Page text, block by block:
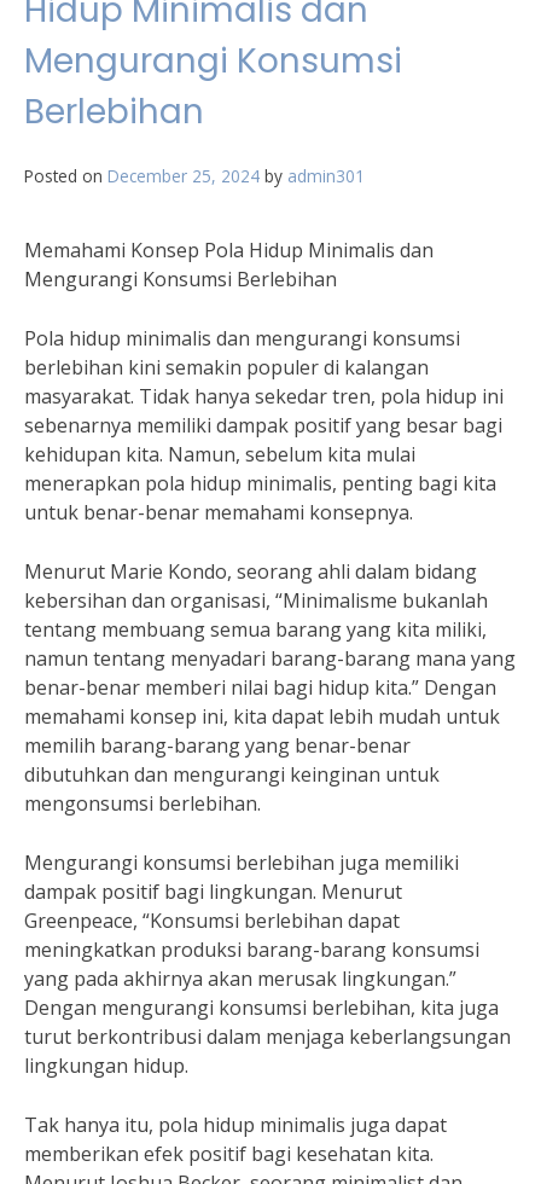
Hidup Minimalis dan
Mengurangi Konsumsi
Berlebihan
Posted on December 25, 2024 by admin301
Memahami Konsep Pola Hidup Minimalis dan
Mengurangi Konsumsi Berlebihan
Pola hidup minimalis dan mengurangi konsumsi
berlebihan kini semakin populer di kalangan
masyarakat. Tidak hanya sekedar tren, pola hidup ini
sebenarnya memiliki dampak positif yang besar bagi
kehidupan kita. Namun, sebelum kita mulai
menerapkan pola hidup minimalis, penting bagi kita
untuk benar-benar memahami konsepnya.
Menurut Marie Kondo, seorang ahli dalam bidang
kebersihan dan organisasi, “Minimalisme bukanlah
tentang membuang semua barang yang kita miliki,
namun tentang menyadari barang-barang mana yang
benar-benar memberi nilai bagi hidup kita.” Dengan
memahami konsep ini, kita dapat lebih mudah untuk
memilih barang-barang yang benar-benar
dibutuhkan dan mengurangi keinginan untuk
mengonsumsi berlebihan.
Mengurangi konsumsi berlebihan juga memiliki
dampak positif bagi lingkungan. Menurut
Greenpeace, “Konsumsi berlebihan dapat
meningkatkan produksi barang-barang konsumsi
yang pada akhirnya akan merusak lingkungan.”
Dengan mengurangi konsumsi berlebihan, kita juga
turut berkontribusi dalam menjaga keberlangsungan
lingkungan hidup.
Tak hanya itu, pola hidup minimalis juga dapat
memberikan efek positif bagi kesehatan kita.